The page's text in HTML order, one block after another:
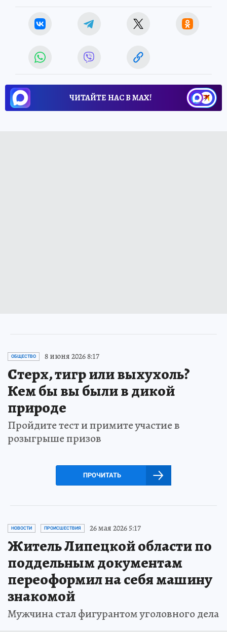
ЧИТАЙТЕ НАС В МАХ!
ОБЩЕСТВО 8 июня 2026 8:17
Стерх, тигр или выхухоль?
Кем бы вы были в дикой
природе
Пройдите тест и примите участие в
розыгрыше призов
ПРОЧИТАТЬ
НОВОСТИ ПРОИСШЕСТВИЯ 26 мая 2026 5:17
Житель Липецкой области по
поддельным документам
переоформил на себя машину
знакомой
Мужчина стал фигурантом уголовного дела